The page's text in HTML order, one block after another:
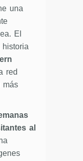
una
El
red
más
al